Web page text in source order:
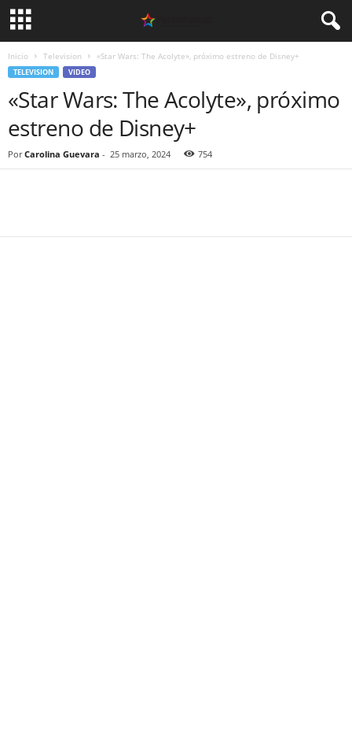
Inicio Television «Star Wars: The Acolyte», próximo estreno de Disney+
TELEVISION VIDEO
«Star Wars: The Acolyte», próximo
estreno de Disney+
Por Carolina Guevara - 25 marzo, 2024 754